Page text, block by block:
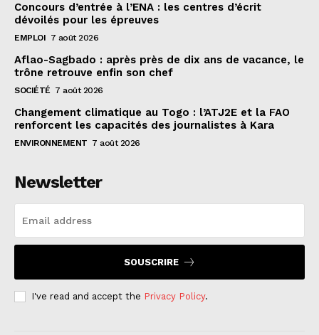
Concours d’entrée à l’ENA : les centres d’écrit
dévoilés pour les épreuves
EMPLOI 7 août 2026
Aflao-Sagbado : après près de dix ans de vacance, le
trône retrouve enfin son chef
SOCIÉTÉ 7 août 2026
Changement climatique au Togo : l’ATJ2E et la FAO
renforcent les capacités des journalistes à Kara
ENVIRONNEMENT 7 août 2026
Newsletter
SOUSCRIRE
I've read and accept the Privacy Policy.